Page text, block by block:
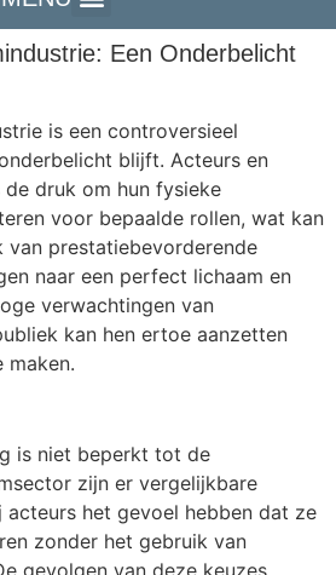
Een Onderbelicht
is een controversieel
blijft. Acteurs en
druk om hun fysieke
voor bepaalde rollen, wat kan
prestatiebevorderende
naar een perfect lichaam en
verwachtingen van
kan hen ertoe aanzetten
maken.
is niet beperkt tot de
zijn er vergelijkbare
het gevoel hebben dat ze
zonder het gebruik van
gevolgen van deze keuzes